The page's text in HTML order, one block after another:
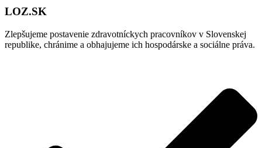
LOZ.SK
Zlepšujeme postavenie zdravotníckych pracovníkov v Slovenskej
republike, chránime a obhajujeme ich hospodárske a sociálne práva.